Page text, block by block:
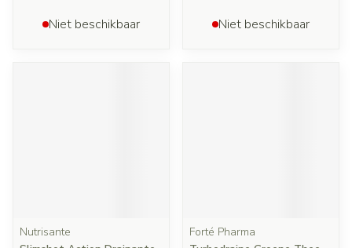
Niet beschikbaar Niet beschikbaar
Nutrisante
Forté Pharma